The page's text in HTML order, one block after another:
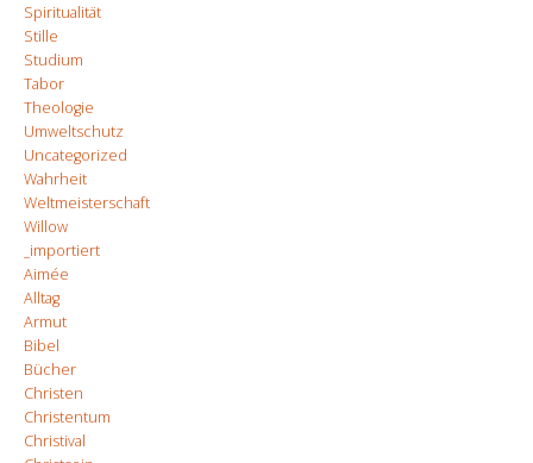
Spiritualität
Stille
Studium
Tabor
Theologie
Umweltschutz
Uncategorized
Wahrheit
Weltmeisterschaft
Willow
_importiert
Aimée
Alltag
Armut
Bibel
Bücher
Christen
Christentum
Christival